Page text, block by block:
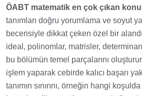
ÖABT matematik en çok çıkan
tanımları doğru yorumlama ve soyut
becerisiyle dikkat çeken özel bir
ideal, polinomlar, matrisler,
bu bölümün temel parçalarını
işlem yaparak cebirde kalıcı başarı
tanımın sınırını, örneğin hangi